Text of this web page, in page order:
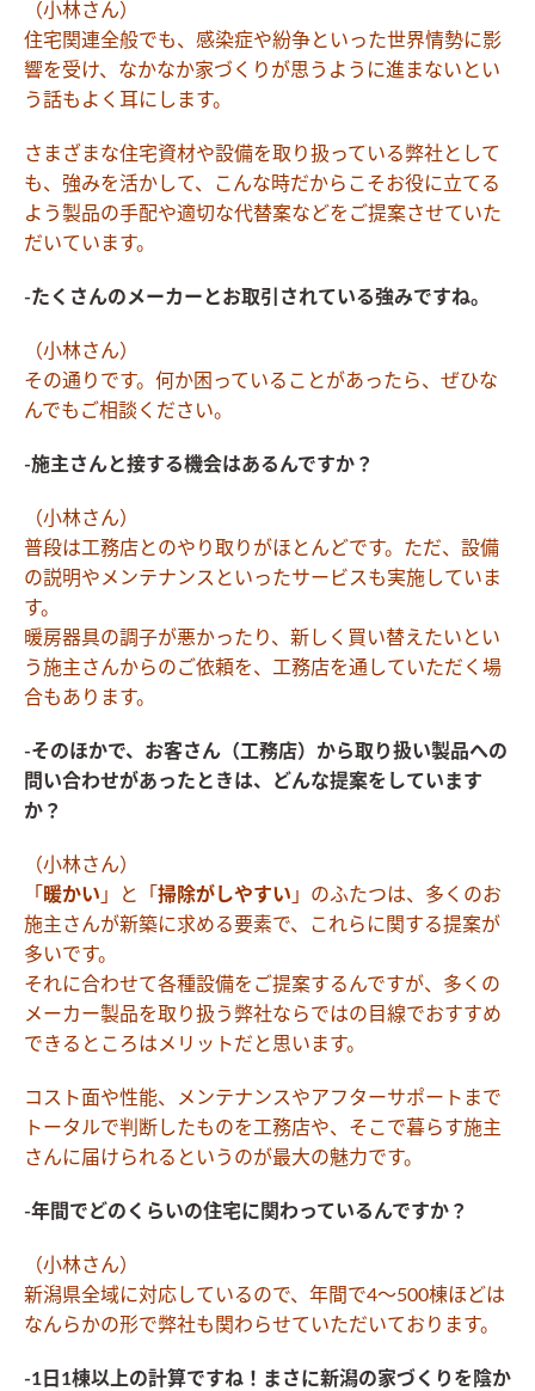
（小林さん）
住宅関連全般でも、感染症や紛争といった世界情勢に影
響を受け、なかなか家づくりが思うように進まないとい
う話もよく耳にします。
さまざまな住宅資材や設備を取り扱っている弊社として
も、強みを活かして、こんな時だからこそお役に立てる
よう製品の手配や適切な代替案などをご提案させていた
だいています。
-たくさんのメーカーとお取引されている強みですね。
（小林さん）
その通りです。何か困っていることがあったら、ぜひな
んでもご相談ください。
-施主さんと接する機会はあるんですか？
（小林さん）
普段は工務店とのやり取りがほとんどです。ただ、設備
の説明やメンテナンスといったサービスも実施していま
す。
暖房器具の調子が悪かったり、新しく買い替えたいとい
う施主さんからのご依頼を、工務店を通していただく場
合もあります。
-そのほかで、お客さん（工務店）から取り扱い製品への
問い合わせがあったときは、どんな提案をしています
か？
（小林さん）
「 暖かい 」と「 掃除がしやすい 」のふたつは、多くのお
施主さんが新築に求める要素で、これらに関する提案が
多いです。
それに合わせて各種設備をご提案するんですが、多くの
メーカー製品を取り扱う弊社ならではの目線でおすすめ
できるところはメリットだと思います。
コスト面や性能、メンテナンスやアフターサポートまで
トータルで判断したものを工務店や、そこで暮らす施主
さんに届けられるというのが最大の魅力です。
-年間でどのくらいの住宅に関わっているんですか？
（小林さん）
新潟県全域に対応しているので、年間で4〜500棟ほどは
なんらかの形で弊社も関わらせていただいております。
-1日1棟以上の計算ですね！まさに新潟の家づくりを陰か